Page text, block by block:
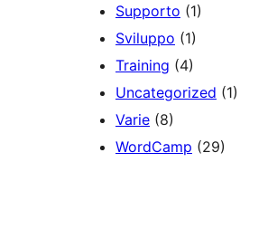
Supporto (1)
Sviluppo (1)
Training (4)
Uncategorized (1)
Varie (8)
WordCamp (29)